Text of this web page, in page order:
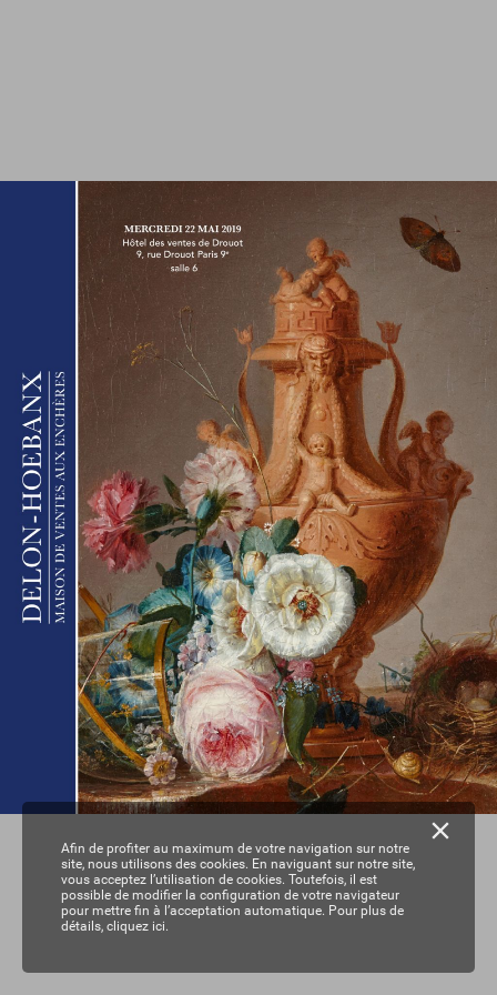
Afin de profiter au maximum de votre navigation sur notre
site, nous utilisons des cookies. En naviguant sur notre site,
vous acceptez l’utilisation de cookies. Toutefois, il est
possible de modifier la configuration de votre navigateur
pour mettre fin à l’acceptation automatique. Pour plus de
détails, cliquez ici.